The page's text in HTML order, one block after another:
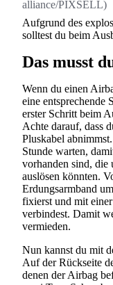
alliance/PIXSELL)
Aufgrund des
solltest du beim
Das musst
Wenn du einen
eine entsprechende
erster Schritt beim
Achte darauf, dass
Pluskabel
Stunde warten,
vorhanden sind, die
auslösen könnten.
Erdungsarmband
fixierst und mit
verbindest. Damit
vermieden.
Nun kannst du mit
Auf der Rückseite
denen der Airbag